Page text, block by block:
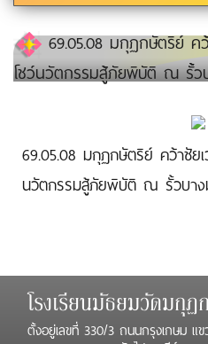
69.05.08 มกุฏกษัตริย์ ค
โชว์นวัตกรรมสู้ภัยพิบัติ ณ รั้ว
69.05.08 มกุฏกษัตริย์ คว้าชัย
นวัตกรรมสู้ภัยพิบัติ ณ รั้วบา
โรงเรียนมัธยมวัดมกุฏ
ตั้งอยู่เลขที่ 330/3 ถนนกรุงเกษม แ